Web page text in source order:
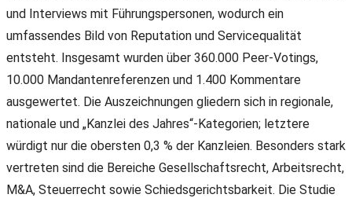
und Interviews mit Führungspersonen, wodurch ein
umfassendes Bild von Reputation und Servicequalität
entsteht. Insgesamt wurden über 360.000 Peer-Votings,
10.000 Mandantenreferenzen und 1.400 Kommentare
ausgewertet. Die Auszeichnungen gliedern sich in regionale,
nationale und „Kanzlei des Jahres“-Kategorien; letztere
würdigt nur die obersten 0,3 % der Kanzleien. Besonders stark
vertreten sind die Bereiche Gesellschaftsrecht, Arbeitsrecht,
M&A, Steuerrecht sowie Schiedsgerichtsbarkeit. Die Studie